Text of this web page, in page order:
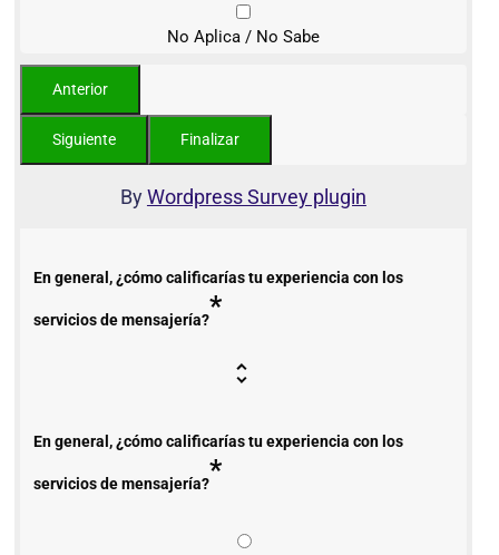
No Aplica / No Sabe
ByWordpress Survey plugin
En general, ¿cómo calificarías tu experiencia con los
servicios de mensajería?*
En general, ¿cómo calificarías tu experiencia con los
servicios de mensajería?*